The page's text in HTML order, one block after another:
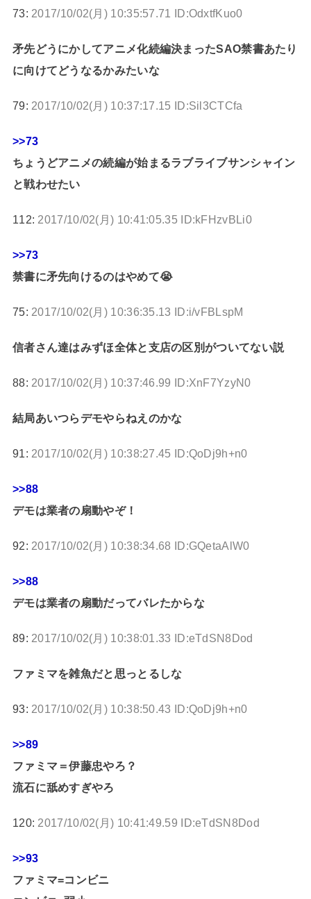
73: 2017/10/02(月) 10:35:57.71 ID:OdxtfKuo0
矛先どうにかしてアニメ化続編決まったSAO禁書あたり
に向けてどうなるかみたいな
79: 2017/10/02(月) 10:37:17.15 ID:Sil3CTCfa
>>73
ちょうどアニメの続編が始まるラブライブサンシャイン
と戦わせたい
112: 2017/10/02(月) 10:41:05.35 ID:kFHzvBLi0
>>73
禁書に矛先向けるのはやめて😭
75: 2017/10/02(月) 10:36:35.13 ID:i/vFBLspM
信者さん達はみずほ全体と支店の区別がついてない説
88: 2017/10/02(月) 10:37:46.99 ID:XnF7YzyN0
結局あいつらデモやらねえのかな
91: 2017/10/02(月) 10:38:27.45 ID:QoDj9h+n0
>>88
デモは業者の扇動やぞ！
92: 2017/10/02(月) 10:38:34.68 ID:GQetaAlW0
>>88
デモは業者の扇動だってバレたからな
89: 2017/10/02(月) 10:38:01.33 ID:eTdSN8Dod
ファミマを雑魚だと思っとるしな
93: 2017/10/02(月) 10:38:50.43 ID:QoDj9h+n0
>>89
ファミマ＝伊藤忠やろ？
流石に舐めすぎやろ
120: 2017/10/02(月) 10:41:49.59 ID:eTdSN8Dod
>>93
ファミマ=コンビニ